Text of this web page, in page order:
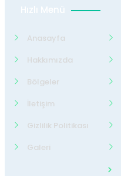
Hızlı Menü
Anasayfa
Hakkımızda
Bölgeler
İletişim
Gizlilik Politikası
Galeri